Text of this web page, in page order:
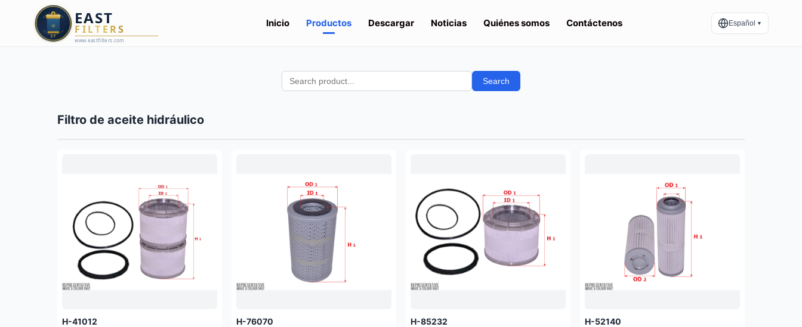
Inicio Productos Descargar Noticias Quiénes somos Contáctenos Español ▼
Search
Filtro de aceite hidráulico
H-41012 H-76070 H-85232 H-52140